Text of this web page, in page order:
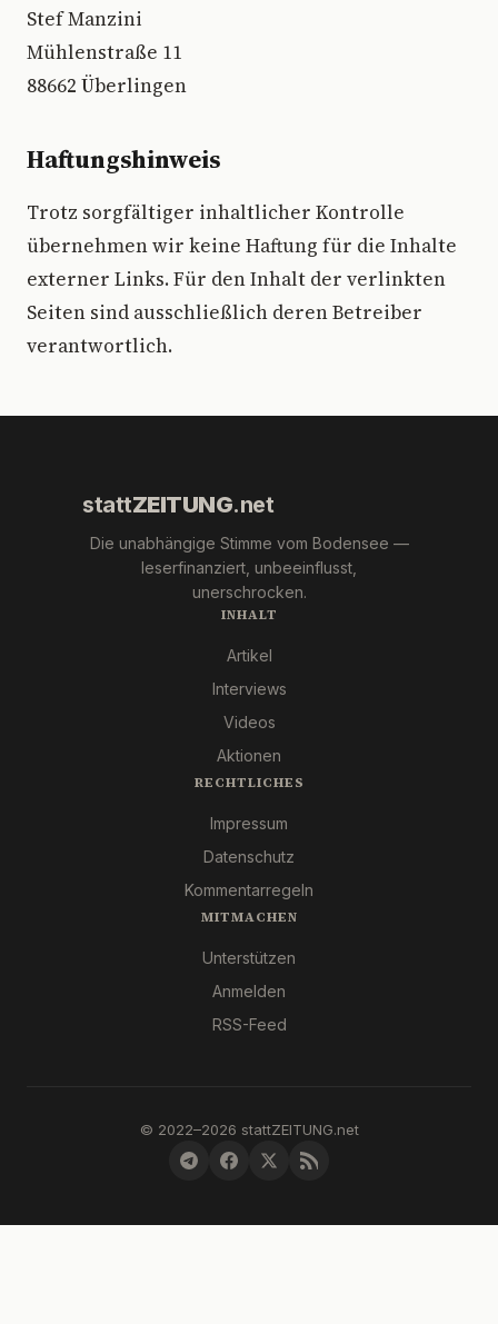
Stef Manzini
Mühlenstraße 11
88662 Überlingen
Haftungshinweis
Trotz sorgfältiger inhaltlicher Kontrolle
übernehmen wir keine Haftung für die Inhalte
externer Links. Für den Inhalt der verlinkten
Seiten sind ausschließlich deren Betreiber
verantwortlich.
stattZEITUNG.net
Die unabhängige Stimme vom Bodensee —
leserfinanziert, unbeeinflusst,
unerschrocken.
INHALT
Artikel
Interviews
Videos
Aktionen
RECHTLICHES
Impressum
Datenschutz
Kommentarregeln
MITMACHEN
Unterstützen
Anmelden
RSS-Feed
© 2022–2026 stattZEITUNG.net